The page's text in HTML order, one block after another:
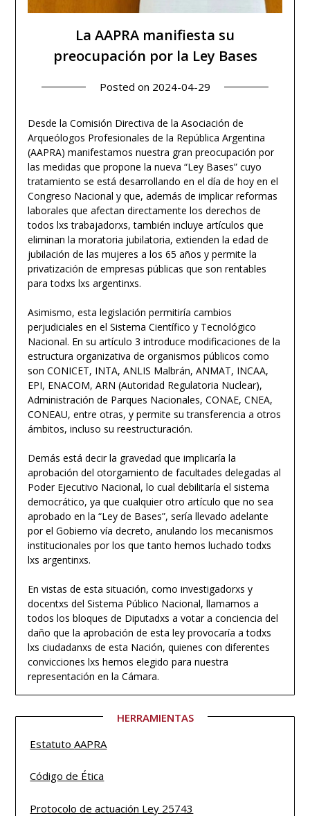
La AAPRA manifiesta su
preocupación por la Ley Bases
Posted on 2024-04-29
Desde la Comisión Directiva de la Asociación de
Arqueólogos Profesionales de la República Argentina
(AAPRA) manifestamos nuestra gran preocupación por
las medidas que propone la nueva “Ley Bases” cuyo
tratamiento se está desarrollando en el día de hoy en el
Congreso Nacional y que, además de implicar reformas
laborales que afectan directamente los derechos de
todos lxs trabajadorxs, también incluye artículos que
eliminan la moratoria jubilatoria, extienden la edad de
jubilación de las mujeres a los 65 años y permite la
privatización de empresas públicas que son rentables
para todxs lxs argentinxs.
Asimismo, esta legislación permitiría cambios
perjudiciales en el Sistema Científico y Tecnológico
Nacional. En su artículo 3 introduce modificaciones de la
estructura organizativa de organismos públicos como
son CONICET, INTA, ANLIS Malbrán, ANMAT, INCAA,
EPI, ENACOM, ARN (Autoridad Regulatoria Nuclear),
Administración de Parques Nacionales, CONAE, CNEA,
CONEAU, entre otras, y permite su transferencia a otros
ámbitos, incluso su reestructuración.
Demás está decir la gravedad que implicaría la
aprobación del otorgamiento de facultades delegadas al
Poder Ejecutivo Nacional, lo cual debilitaría el sistema
democrático, ya que cualquier otro artículo que no sea
aprobado en la “Ley de Bases”, sería llevado adelante
por el Gobierno vía decreto, anulando los mecanismos
institucionales por los que tanto hemos luchado todxs
lxs argentinxs.
En vistas de esta situación, como investigadorxs y
docentxs del Sistema Público Nacional, llamamos a
todos los bloques de Diputadxs a votar a conciencia del
daño que la aprobación de esta ley provocaría a todxs
lxs ciudadanxs de esta Nación, quienes con diferentes
convicciones lxs hemos elegido para nuestra
representación en la Cámara.
HERRAMIENTAS
EstatutoAAPRA
Código de Ética
Protocolo de actuación Ley 25743